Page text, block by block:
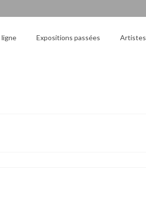
ligne Expositions passées Artistes